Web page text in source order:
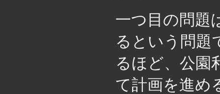
一つ目の問題
るという問題
るほど、公園
て計画を進め